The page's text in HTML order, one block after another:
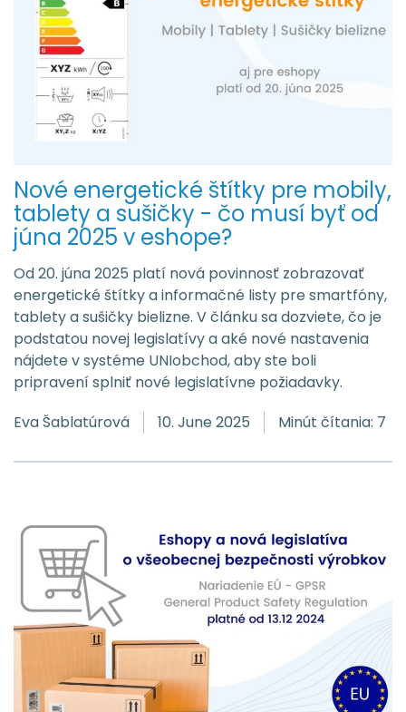
Nové energetické štítky pre mobily,
tablety a sušičky - čo musí byť od
júna 2025 v eshope?
Od 20. júna 2025 platí nová povinnosť zobrazovať
energetické štítky a informačné listy pre smartfóny,
tablety a sušičky bielizne. V článku sa dozviete, čo je
podstatou novej legislatívy a aké nové nastavenia
nájdete v systéme UNIobchod, aby ste boli
pripravení splniť nové legislatívne požiadavky.
Eva Šablatúrová
10. June 2025 Minút čítania: 7